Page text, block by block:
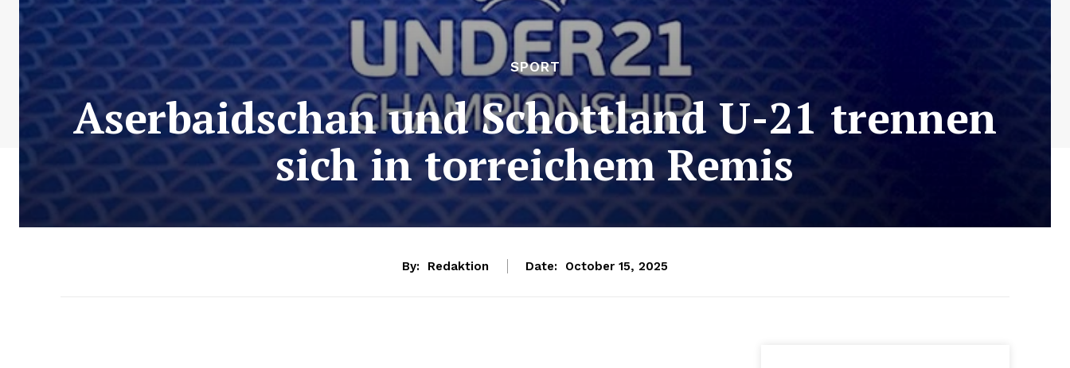
SPORT
Aserbaidschan und Schottland U-21 trennen
sich in torreichem Remis
By: Redaktion Date: October 15, 2025